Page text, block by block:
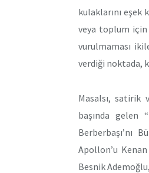
kulaklarını
veya toplum için
vurulmaması
verdiği noktada,
Masalsı, satirik
başında gelen
Berberbaşı’nı
Apollon’u
Besnik